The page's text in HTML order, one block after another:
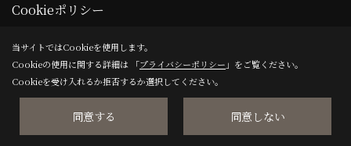
Copyright (c) maruwa-home. All Rights Reserved.
Produced byゴデスクリエイト
Cookieポリシー
当サイトではCookieを使用します。
Cookieの使用に関する詳細は 「プライバシーポリシー 」をご覧ください。
Cookieを受け入れるか拒否するか選択してください。
同意する 同意しない